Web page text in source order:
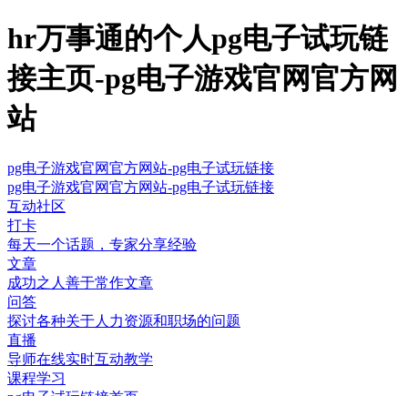
hr万事通的个人pg电子试玩链
接主页-pg电子游戏官网官方网
站
pg电子游戏官网官方网站-pg电子试玩链接
pg电子游戏官网官方网站-pg电子试玩链接
互动社区
打卡
每天一个话题，专家分享经验
文章
成功之人善于常作文章
问答
探讨各种关于人力资源和职场的问题
直播
导师在线实时互动教学
课程学习